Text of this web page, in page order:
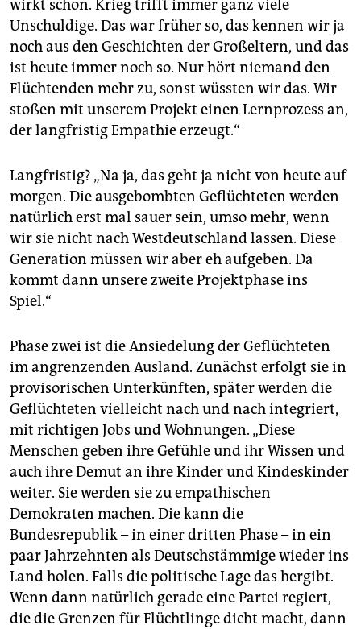
wirkt schon. Krieg trifft immer ganz viele
Unschuldige. Das war früher so, das kennen wir ja
noch aus den Geschichten der Großeltern, und das
ist heute immer noch so. Nur hört niemand den
Flüchtenden mehr zu, sonst wüssten wir das. Wir
stoßen mit unserem Projekt einen Lernprozess an,
der langfristig Empathie erzeugt.“
Langfristig? „Na ja, das geht ja nicht von heute auf
morgen. Die ausgebombten Geflüchteten werden
natürlich erst mal sauer sein, umso mehr, wenn
wir sie nicht nach Westdeutschland lassen. Diese
Generation müssen wir aber eh aufgeben. Da
kommt dann unsere zweite Projektphase ins
Spiel.“
Phase zwei ist die Ansiedelung der Geflüchteten
im angrenzenden Ausland. Zunächst erfolgt sie in
provisorischen Unterkünften, später werden die
Geflüchteten vielleicht nach und nach integriert,
mit richtigen Jobs und Wohnungen. „Diese
Menschen geben ihre Gefühle und ihr Wissen und
auch ihre Demut an ihre Kinder und Kindeskinder
weiter. Sie werden sie zu empathischen
Demokraten machen. Die kann die
Bundesrepublik – in einer dritten Phase – in ein
paar Jahrzehnten als Deutschstämmige wieder ins
Land holen. Falls die politische Lage das hergibt.
Wenn dann natürlich gerade eine Partei regiert,
die die Grenzen für Flüchtlinge dicht macht, dann